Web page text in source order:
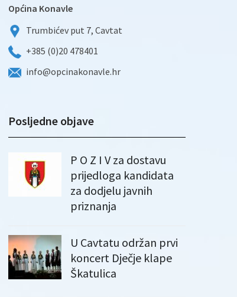
Općina Konavle
Trumbićev put 7, Cavtat
+385 (0)20 478401
info@opcinakonavle.hr
Posljedne objave
P O Z I V za dostavu
prijedloga kandidata
za dodjelu javnih
priznanja
U Cavtatu održan prvi
koncert Dječje klape
Škatulica